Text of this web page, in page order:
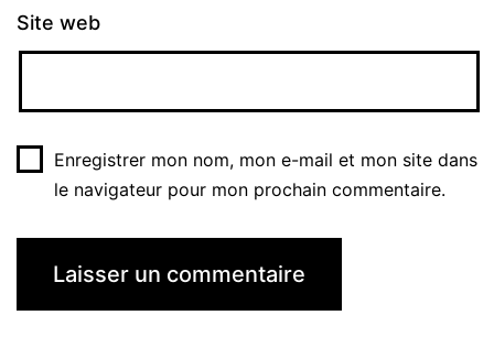
Site web
Enregistrer mon nom, mon e-mail et mon site dans
le navigateur pour mon prochain commentaire.